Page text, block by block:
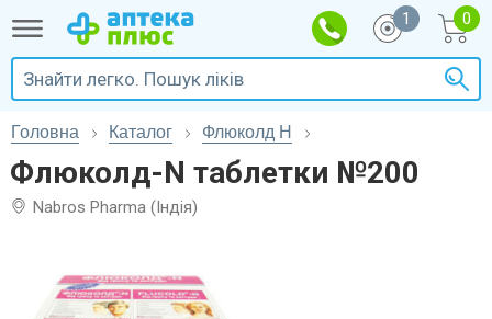
1
Головна Каталог Флюколд Н
Флюколд-N таблетки №200
Nabros Pharma (Індія)